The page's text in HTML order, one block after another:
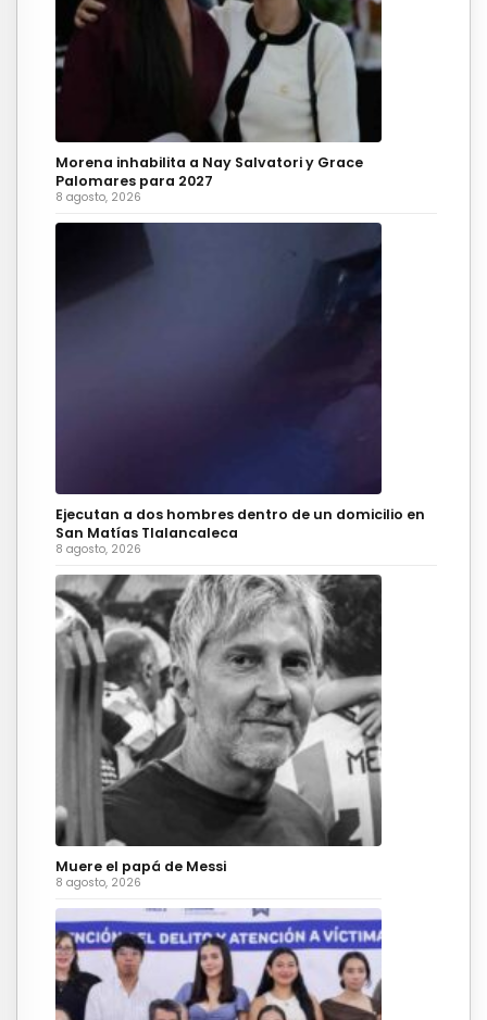
Morena inhabilita a Nay Salvatori y Grace
Palomares para 2027
8 agosto, 2026
Ejecutan a dos hombres dentro de un domicilio en
San Matías Tlalancaleca
8 agosto, 2026
Muere el papá de Messi
8 agosto, 2026